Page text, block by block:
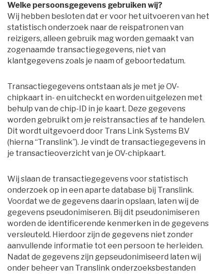
Welke persoonsgegevens gebruiken wij?
Wij hebben besloten dat er voor het uitvoeren van het
statistisch onderzoek naar de reispatronen van
reizigers, alleen gebruik mag worden gemaakt van
zogenaamde transactiegegevens, niet van
klantgegevens zoals je naam of geboortedatum.
Transactiegegevens ontstaan als je met je OV-
chipkaart in- en uitcheckt en worden uitgelezen met
behulp van de chip-ID in je kaart. Deze gegevens
worden gebruikt om je reistransacties af te handelen.
Dit wordt uitgevoerd door Trans Link Systems B.V
(hierna “Translink”). Je vindt de transactiegegevens in
je transactieoverzicht van je OV-chipkaart.
Wij slaan de transactiegegevens voor statistisch
onderzoek op in een aparte database bij Translink.
Voordat we de gegevens daarin opslaan, laten wij de
gegevens pseudonimiseren. Bij dit pseudonimiseren
worden de identificerende kenmerken in de gegevens
versleuteld. Hierdoor zijn de gegevens niet zonder
aanvullende informatie tot een persoon te herleiden.
Nadat de gegevens zijn gepseudonimiseerd laten wij
onder beheer van Translink onderzoeksbestanden